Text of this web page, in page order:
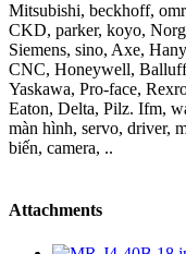
Mitsubishi, beckhoff,
CKD, parker, koyo,
Siemens, sino, Axe,
CNC, Honeywell,
Yaskawa, Pro-face,
Eaton, Delta, Pilz. Ifm,
màn hình, servo, driver,
biến, camera, ..
Attachments